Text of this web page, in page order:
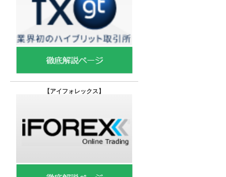
【アイフォレックス】